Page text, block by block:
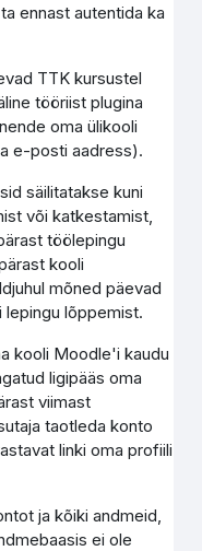
ennast autentida ka
TTK kursustel
tööriist plugina
oma ülikooli
e-posti aadress).
säilitatakse kuni
või katkestamist,
töölepingu
kooli
mõned päevad
lõppemist.
kooli Moodle'i kaudu
ligipääs oma
viimast
taotleda konto
linki oma profiili
ja kõiki andmeid,
ei ole